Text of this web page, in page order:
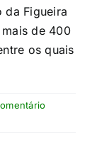
da Figueira
de 400
os quais